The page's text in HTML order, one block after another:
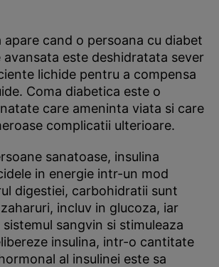
apare cand o persoana cu diabet
este deshidratata sever
lichide pentru a compensa
Coma diabetica este o
care ameninta viata si care
complicatii ulterioare.
sanatoase, insulina
in energie intr-un mod
digestiei, carbohidratii sunt
incluv in glucoza, iar
sangvin si stimuleaza
insulina, intr-o cantitate
al insulinei este sa